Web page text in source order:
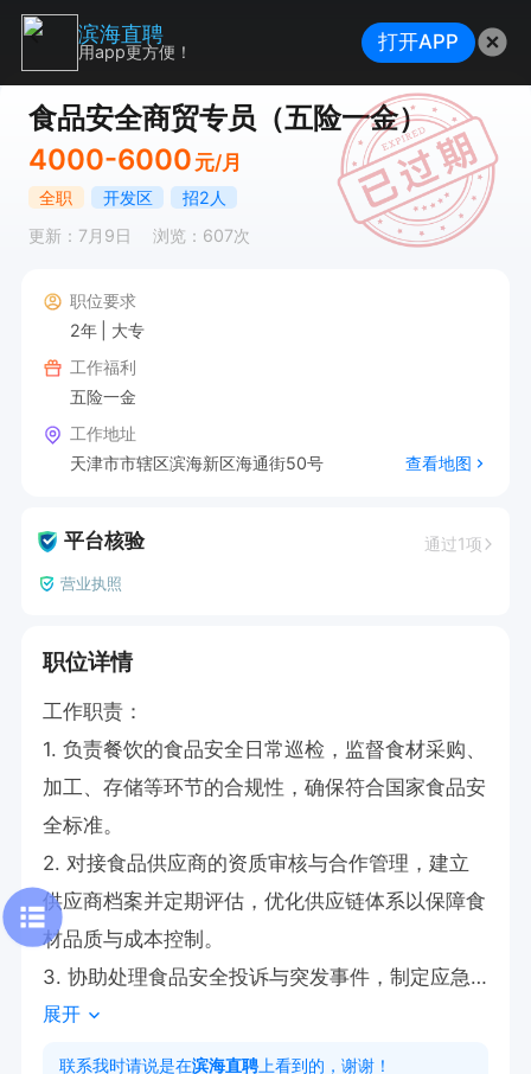
食品安全商贸专员（五险一金）
4000-6000 元/月
全职 开发区
招2人
更新：7月9日
浏览：607次
职位要求
2年
大专
工作福利
五险一金
工作地址
天津市市辖区滨海新区海通街50号
查看地图
平台核验 通过1项
营业执照
职位详情
工作职责：
1. 负责餐饮的食品安全日常巡检，监督食材采购、
加工、存储等环节的合规性，确保符合国家食品安
全标准。
2. 对接食品供应商的资质审核与合作管理，建立
供应商档案并定期评估，优化供应链体系以保障食
材品质与成本控制。
3. 协助处理食品安全投诉与突发事件，制定应急
预案并跟进整改，降低运营风险。
4. 收集整理食品安全相关数据与行业动态，为公
展开
联系我时请说是在滨海直聘 上看到的，谢谢！
滨海直聘
用app更方便！ 打开APP